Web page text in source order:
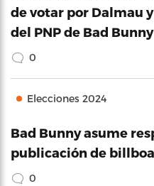
de votar por Dalmau
del PNP de Bad Bunny
0
Elecciones 2024
Bad Bunny asume
publicación de
0